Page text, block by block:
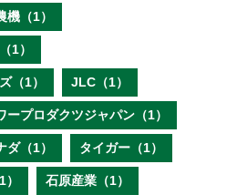
機（1）
1）
（1） JLC（1）
ープロダクツジャパン（1）
ダ（1） タイガー（1）
石原産業（1）